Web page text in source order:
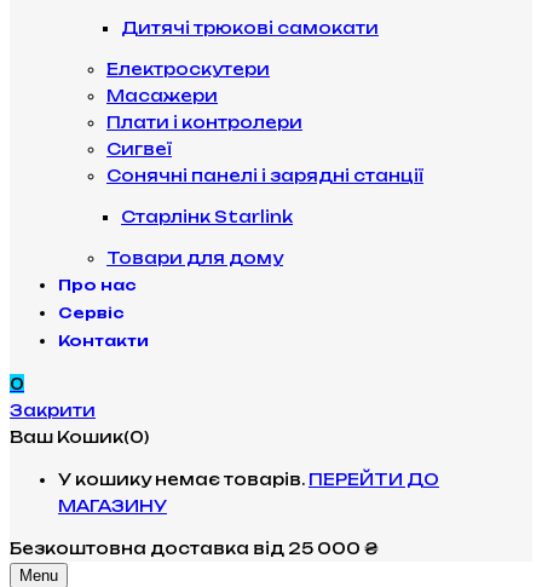
Дитячі трюкові самокати
Електроскутери
Масажери
Плати і контролери
Сигвеї
Сонячні панелі і зарядні станції
Старлінк Starlink
Товари для дому
Про нас
Сервіс
Контакти
0
Закрити
Ваш Кошик(0)
У кошику немає товарів. ПЕРЕЙТИ ДО
МАГАЗИНУ
Безкоштовна доставка від 25 000 ₴
Menu